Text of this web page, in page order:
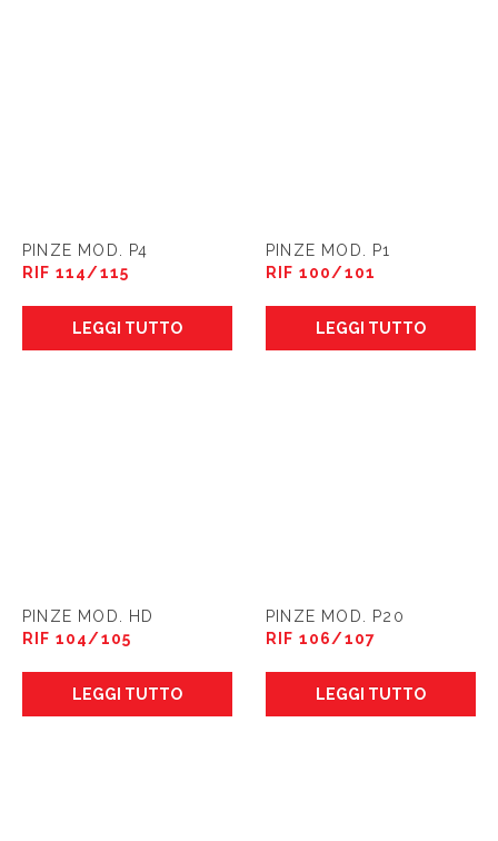
PINZE MOD. P4
RIF 114/115
LEGGI TUTTO
PINZE MOD. P1
RIF 100/101
LEGGI TUTTO
PINZE MOD. HD
RIF 104/105
LEGGI TUTTO
PINZE MOD. P20
RIF 106/107
LEGGI TUTTO